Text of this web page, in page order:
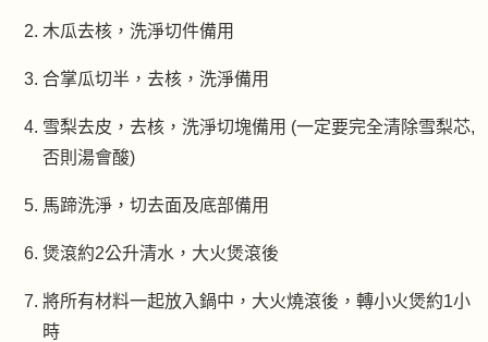
木瓜去核，洗淨切件備用
合掌瓜切半，去核，洗淨備用
雪梨去皮，去核，洗淨切塊備用 (一定要完全清除雪梨芯,
否則湯會酸)
馬蹄洗淨，切去面及底部備用
煲滾約2公升清水，大火煲滾後
將所有材料一起放入鍋中，大火燒滾後，轉小火煲約1小
時